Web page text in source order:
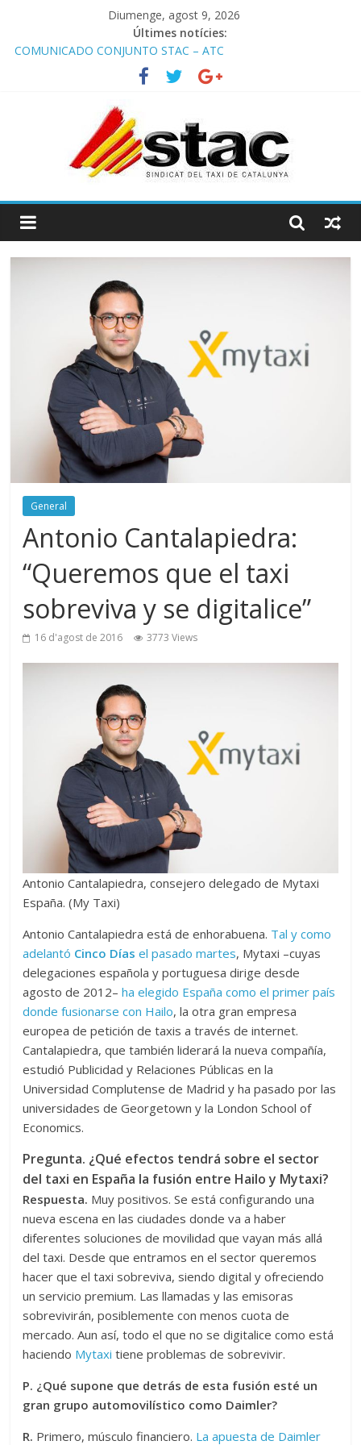
Diumenge, agost 9, 2026
Últimes notícies:
COMUNICADO CONJUNTO STAC – ATC
Comunicado STAC/ ATC de la reunión con los Mossos d
‘Esquadra del aeropuerto de Barcelona.
Programa de Radio TAXI LIBRE 29.07.2026 en COOLTURA FM.
STAC/ATC SOLICITAN TAULA TÈCNICA PARA MEJORAR LA
OPERATIVA DE ENTRADA EN EL PUERTO DE BARCELONA.
Programa de Radio TAXI LIBRE 22.07.2026 en COOLTURA FM.
General
Antonio Cantalapiedra:
“Queremos que el taxi
sobreviva y se digitalice”
16 d'agost de 2016 3773 Views
Antonio Cantalapiedra, consejero delegado de Mytaxi
España. (My Taxi)
Antonio Cantalapiedra está de enhorabuena. Tal y como
adelantó Cinco Días el pasado martes, Mytaxi –cuyas
delegaciones española y portuguesa dirige desde
agosto de 2012–ha elegido España como el primer país
donde fusionarse con Hailo, la otra gran empresa
europea de petición de taxis a través de internet.
Cantalapiedra, que también liderará la nueva compañía,
estudió Publicidad y Relaciones Públicas en la
Universidad Complutense de Madrid y ha pasado por las
universidades de Georgetown y la London School of
Economics.
Pregunta. ¿Qué efectos tendrá sobre el sector
del taxi en España la fusión entre Hailo y Mytaxi?
Respuesta. Muy positivos. Se está configurando una
nueva escena en las ciudades donde va a haber
diferentes soluciones de movilidad que vayan más allá
del taxi. Desde que entramos en el sector queremos
hacer que el taxi sobreviva, siendo digital y ofreciendo
un servicio premium. Las llamadas y las emisoras
sobrevivirán, posiblemente con menos cuota de
mercado. Aun así, todo el que no se digitalice como está
haciendo Mytaxi tiene problemas de sobrevivir.
P. ¿Qué supone que detrás de esta fusión esté un
gran grupo automovilístico como Daimler?
R. Primero, músculo financiero. La apuesta de Daimler